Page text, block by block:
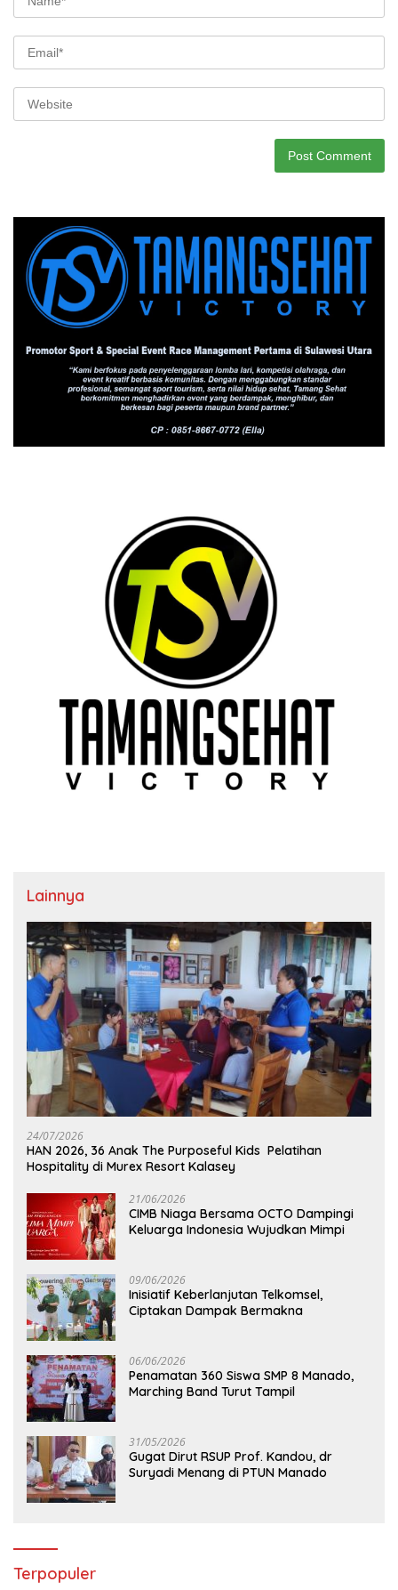
Lainnya
24/07/2026
HAN 2026, 36 Anak The Purposeful Kids Pelatihan
Hospitality di Murex Resort Kalasey
21/06/2026
CIMB Niaga Bersama OCTO Dampingi
Keluarga Indonesia Wujudkan Mimpi
09/06/2026
Inisiatif Keberlanjutan Telkomsel,
Ciptakan Dampak Bermakna
06/06/2026
Penamatan 360 Siswa SMP 8 Manado,
Marching Band Turut Tampil
31/05/2026
Gugat Dirut RSUP Prof. Kandou, dr
Suryadi Menang di PTUN Manado
Terpopuler